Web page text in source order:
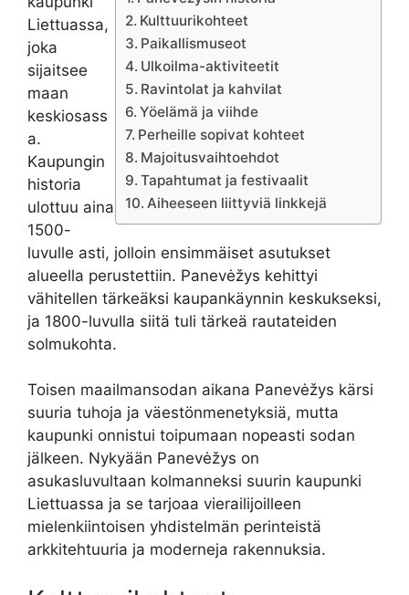
Kulttuurikohteet
Paikallismuseot
Ulkoilma-aktiviteetit
Ravintolat ja kahvilat
Yöelämä ja viihde
Perheille sopivat kohteet
Majoitusvaihtoehdot
Tapahtumat ja festivaalit
Aiheeseen liittyviä linkkejä
Liettuassa,
joka
sijaitsee
maan
keskiosass
a.
Kaupungin
historia
ulottuu aina
1500-
luvulle asti, jolloin ensimmäiset asutukset
alueella perustettiin. Panevėžys kehittyi
vähitellen tärkeäksi kaupankäynnin keskukseksi,
ja 1800-luvulla siitä tuli tärkeä rautateiden
solmukohta.
Toisen maailmansodan aikana Panevėžys kärsi
suuria tuhoja ja väestönmenetyksiä, mutta
kaupunki onnistui toipumaan nopeasti sodan
jälkeen. Nykyään Panevėžys on
asukasluvultaan kolmanneksi suurin kaupunki
Liettuassa ja se tarjoaa vierailijoilleen
mielenkiintoisen yhdistelmän perinteistä
arkkitehtuuria ja moderneja rakennuksia.